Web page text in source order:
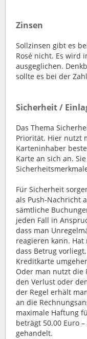
Zinsen
Sollzinsen gibt es
Rosé nicht. Es wird
ausgeglichen.
sollte es bei der
Sicherheit /
Das Thema
Priorität. Hier nutzt
Karteninhaber
Karte an sich an.
Für Sicherheit
als Push-Nachricht
sämtliche
jeden Fall in
dass man
reagieren kann.
dass Betrug
Kreditkarte
Oder man nutzt die
den Verlust oder
der Regel erhält
an die
maximale Haftung
beträgt 50.00 Euro
gehandelt.